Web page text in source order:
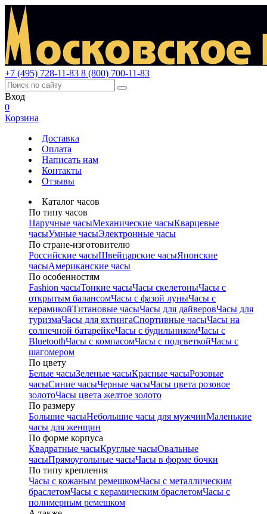
+7 (495) 728-11-83 8 (800) 700-11-83
Вход
0
Корзина
Доставка
Оплата
Написать нам
Контакты
Отзывы
Каталог часов
По типу часов
Наручные часыМеханические часыКварцевые
часыУмные часыЭлектронные часы
По стране-изготовителю
Российские часыШвейцарские часыЯпонские
часыАмериканские часы
По особенностям
Fashion часыТонкие часыЧасы скелетоныЧасы с
открытым балансомЧасы с фазой луныЧасы с
керамикойТитановые часыЧасы для дайверовЧасы для
туризмаЧасы для яхтингаСпортивные часыЧасы на
солнечной батарейкеЧасы с будильникомЧасы с
BluetoothЧасы с компасомЧасы с подсветкойЧасы с
шагомером
По цвету
Белые часыЗеленые часыКрасные часыРозовые
часыСиние часыЧерные часыЧасы цвета розовое
золотоЧасы цвета желтое золото
По размеру
Большие часыНебольшие часы для мужчинМаленькие
часы для женщин
По форме корпуса
Квадратные часыКруглые часыОвальные
часыПрямоугольные часыЧасы в форме бочки
По типу крепления
Часы с кожаным ремешкомЧасы с металлическим
браслетомЧасы с керамическим браслетомЧасы с
полимерным ремешком